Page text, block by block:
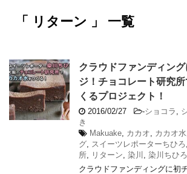
「 リターン 」 一覧
クラウドファンディン
ジ！チョコレート研究
くるプロジェクト！
2016/02/27 -ショコラ
き
Makuake
カカオ カカオ水
グ
スイーツレポーターちひろ
所
リターン 染川
染川ちひろ
クラウドファンディングに初